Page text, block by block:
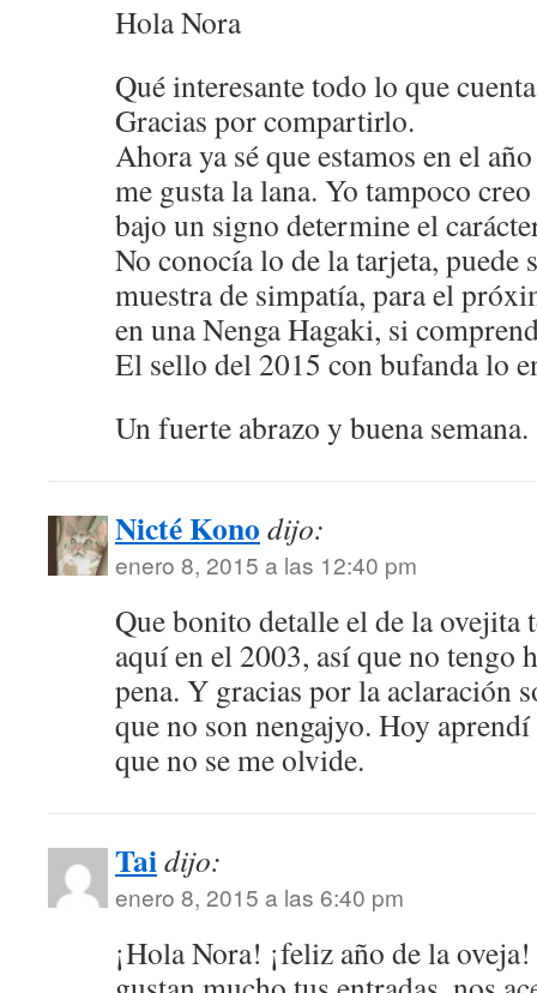
Hola Nora
Qué interesante todo lo que
Gracias por compartirlo.
Ahora ya sé que estamos en el
me gusta la lana. Yo tampoco
bajo un signo determine el
No conocía lo de la tarjeta, puede
muestra de simpatía, para el
en una Nenga Hagaki, si
El sello del 2015 con bufanda lo
Un fuerte abrazo y buena semana.
Nicté Kono dijo:
enero 8, 2015 a las 12:40 pm
Que bonito detalle el de la ovejita
aquí en el 2003, así que no tengo
pena. Y gracias por la aclaración
que no son nengajyo. Hoy
que no se me olvide.
Taidijo:
enero 8, 2015 a las 6:40 pm
¡Hola Nora! ¡feliz año de la